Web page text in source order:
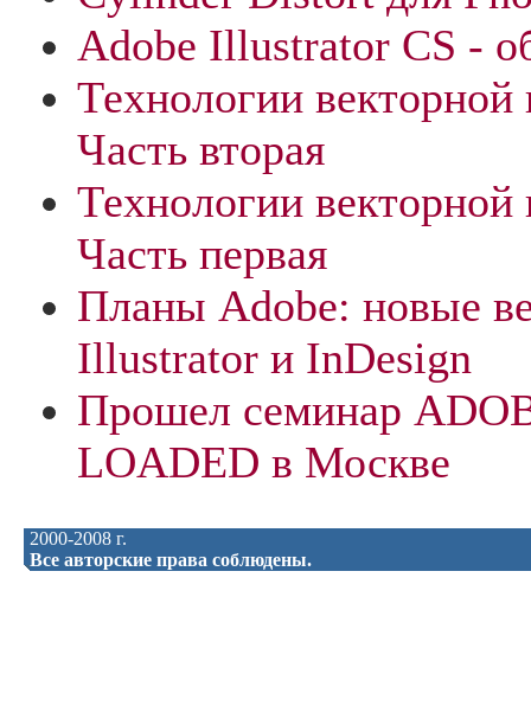
Adobe Illustrator CS -
Технологии
Часть вторая
Технологии
Часть первая
Планы Adobe: новые
Illustrator и InDesign
Прошел семинар
LOADED в Москве
2000-2008 г.
Все авторские права соблюдены.